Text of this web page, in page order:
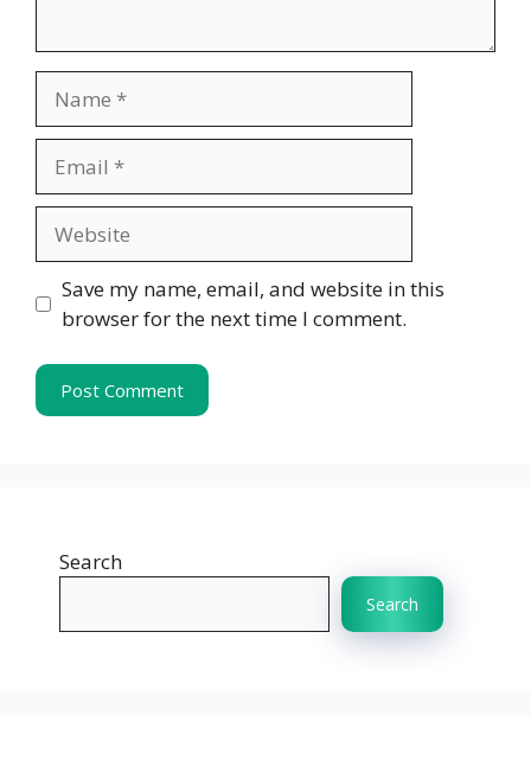
Save my name, email, and website in this
browser for the next time I comment.
Search
Search